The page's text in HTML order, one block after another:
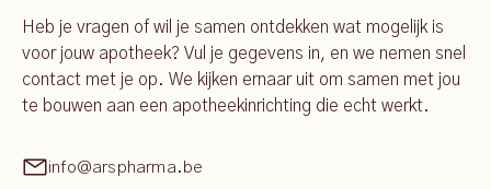
Heb je vragen of wil je samen ontdekken wat mogelijk is
voor jouw apotheek? Vul je gegevens in, en we nemen snel
contact met je op. We kijken ernaar uit om samen met jou
te bouwen aan een apotheekinrichting die echt werkt.
info@arspharma.be